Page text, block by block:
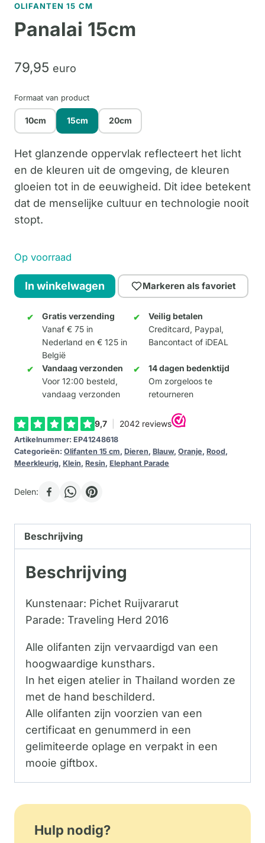
OLIFANTEN 15 CM
Panalai 15cm
79,95 euro
Formaat van product
10cm 15cm 20cm
Het glanzende oppervlak reflecteert het licht
en de kleuren uit de omgeving, de kleuren
gloeien tot in de eeuwigheid. Dit idee betekent
dat de menselijke cultuur en technologie nooit
stopt.
Op voorraad
Panalai
15cm
aantal
In winkelwagen Markeren als favoriet
Gratis verzending
Vanaf € 75 in
Nederland en € 125 in
België
Veilig betalen
Creditcard, Paypal,
Bancontact of iDEAL
Vandaag verzonden
Voor 12:00 besteld,
vandaag verzonden
14 dagen bedenktijd
Om zorgeloos te
retourneren
Artikelnummer: EP41248618
Categorieën: Olifanten 15 cm, Dieren, Blauw, Oranje, Rood,
Meerkleurig, Klein, Resin, Elephant Parade
Delen:
Beschrijving
Beschrijving
Kunstenaar: Pichet Ruijvararut
Parade: Traveling Herd 2016
Alle olifanten zijn vervaardigd van een
hoogwaardige kunsthars.
In het eigen atelier in Thailand worden ze
met de hand beschilderd.
Alle olifanten zijn voorzien van een
certificaat en genummerd in een
gelimiteerde oplage en verpakt in een
mooie giftbox.
Hulp nodig?